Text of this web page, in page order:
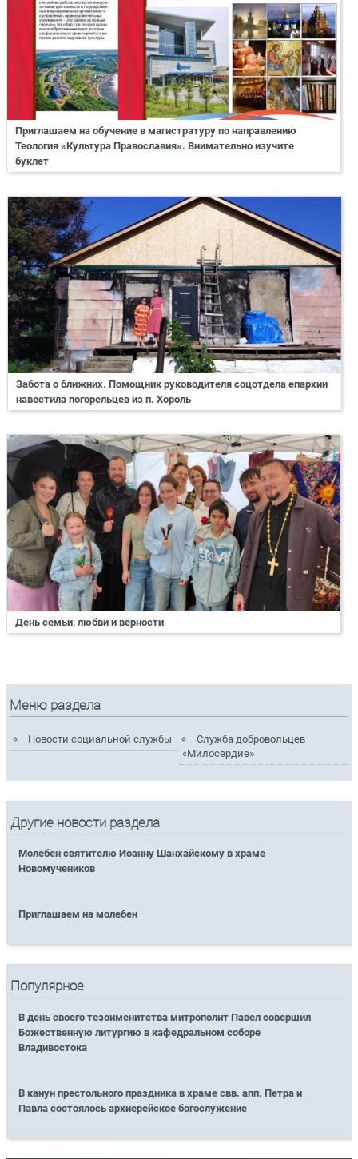
Приглашаем на обучение в магистратуру по направлению
Теология «Культура Православия». Внимательно изучите
буклет
Забота о ближних. Помощник руководителя соцотдела епархии
навестила погорельцев из п. Хороль
День семьи, любви и верности
Меню раздела
Новости социальной службы
Служба добровольцев
«Милосердие»
Другие новости раздела
Молебен святителю Иоанну Шанхайскому в храме
Новомучеников
Приглашаем на молебен
Популярное
В день своего тезоименитства митрополит Павел совершил
Божественную литургию в кафедральном соборе
Владивостока
В канун престольного праздника в храме свв. апп. Петра и
Павла состоялось архиерейское богослужение